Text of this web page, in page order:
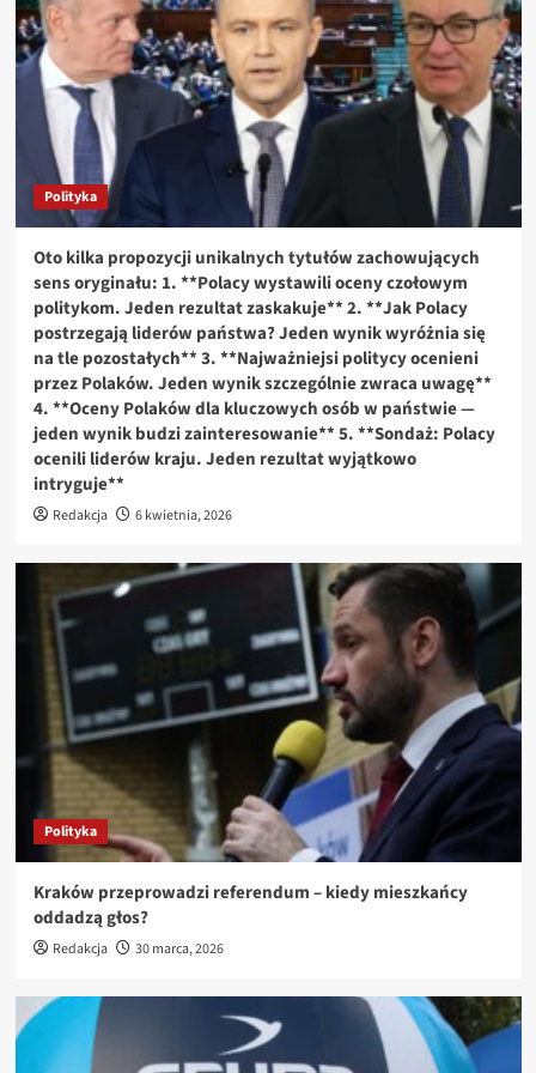
2
ogłasza przewidywany termin zawarcia umowy
Ekonomia
Atak USA na Wenezuelę: reakcja rynku i zmiany
cen ropy naftowej
Nowy wariant edukacji zdrowotnej. Nawrocki
proponuje alternatywę wolną od ideologii
Ekonomia
Chińskie stopy procentowe pozostają bez zmian,
a władze deklarują kontynuację „proaktywnej”
polityki fiskalnej
Polityka
Oto kilka propozycji unikalnych tytułów zachowujących
sens oryginału: 1. **Polacy wystawili oceny czołowym
politykom. Jeden rezultat zaskakuje** 2. **Jak Polacy
postrzegają liderów państwa? Jeden wynik wyróżnia się
na tle pozostałych** 3. **Najważniejsi politycy ocenieni
przez Polaków. Jeden wynik szczególnie zwraca uwagę**
4. **Oceny Polaków dla kluczowych osób w państwie —
jeden wynik budzi zainteresowanie** 5. **Sondaż: Polacy
ocenili liderów kraju. Jeden rezultat wyjątkowo
intryguje**
Redakcja 6 kwietnia, 2026
Polityka
Kraków przeprowadzi referendum – kiedy mieszkańcy
oddadzą głos?
Redakcja 30 marca, 2026